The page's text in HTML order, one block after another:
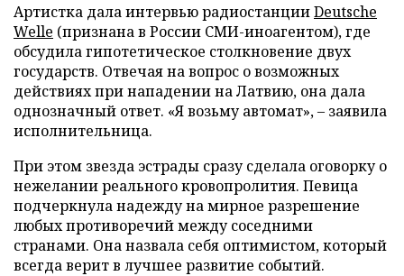
Артистка дала интервью радиостанцииDeutsche
Welle (признана в России СМИ-иноагентом), где
обсудила гипотетическое столкновение двух
государств. Отвечая на вопрос о возможных
действиях при нападении на Латвию, она дала
однозначный ответ. «Я возьму автомат», – заявила
исполнительница.
При этом звезда эстрады сразу сделала оговорку о
нежелании реального кровопролития. Певица
подчеркнула надежду на мирное разрешение
любых противоречий между соседними
странами. Она назвала себя оптимистом, который
всегда верит в лучшее развитие событий.